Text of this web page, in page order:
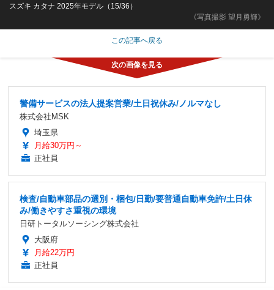
《写真撮影 望月勇輝》
スズキ カタナ 2025年モデル（15/36）
この記事へ戻る
警備サービスの法人提案営業/土日祝休み/ノルマなし
株式会社MSK
埼玉県
月給30万円～
正社員
検査/自動車部品の選別・梱包/日勤/要普通自動車免許/土日休
み/働きやすさ重視の環境
日研トータルソーシング株式会社
大阪府
月給22万円
正社員